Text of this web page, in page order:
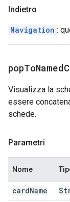
Indietro
Navigation :
Visualizza la
essere
schede.
Parametri
Nome
cardName